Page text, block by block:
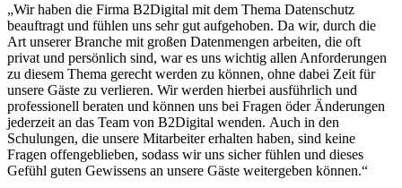
„Wir haben die Firma B2Digital mit dem Thema Datenschutz
beauftragt und fühlen uns sehr gut aufgehoben. Da wir, durch die
Art unserer Branche mit großen Datenmengen arbeiten, die oft
privat und persönlich sind, war es uns wichtig allen Anforderungen
zu diesem Thema gerecht werden zu können, ohne dabei Zeit für
unsere Gäste zu verlieren. Wir werden hierbei ausführlich und
professionell beraten und können uns bei Fragen öder Änderungen
jederzeit an das Team von B2Digital wenden. Auch in den
Schulungen, die unsere Mitarbeiter erhalten haben, sind keine
Fragen offengeblieben, sodass wir uns sicher fühlen und dieses
Gefühl guten Gewissens an unsere Gäste weitergeben können.“